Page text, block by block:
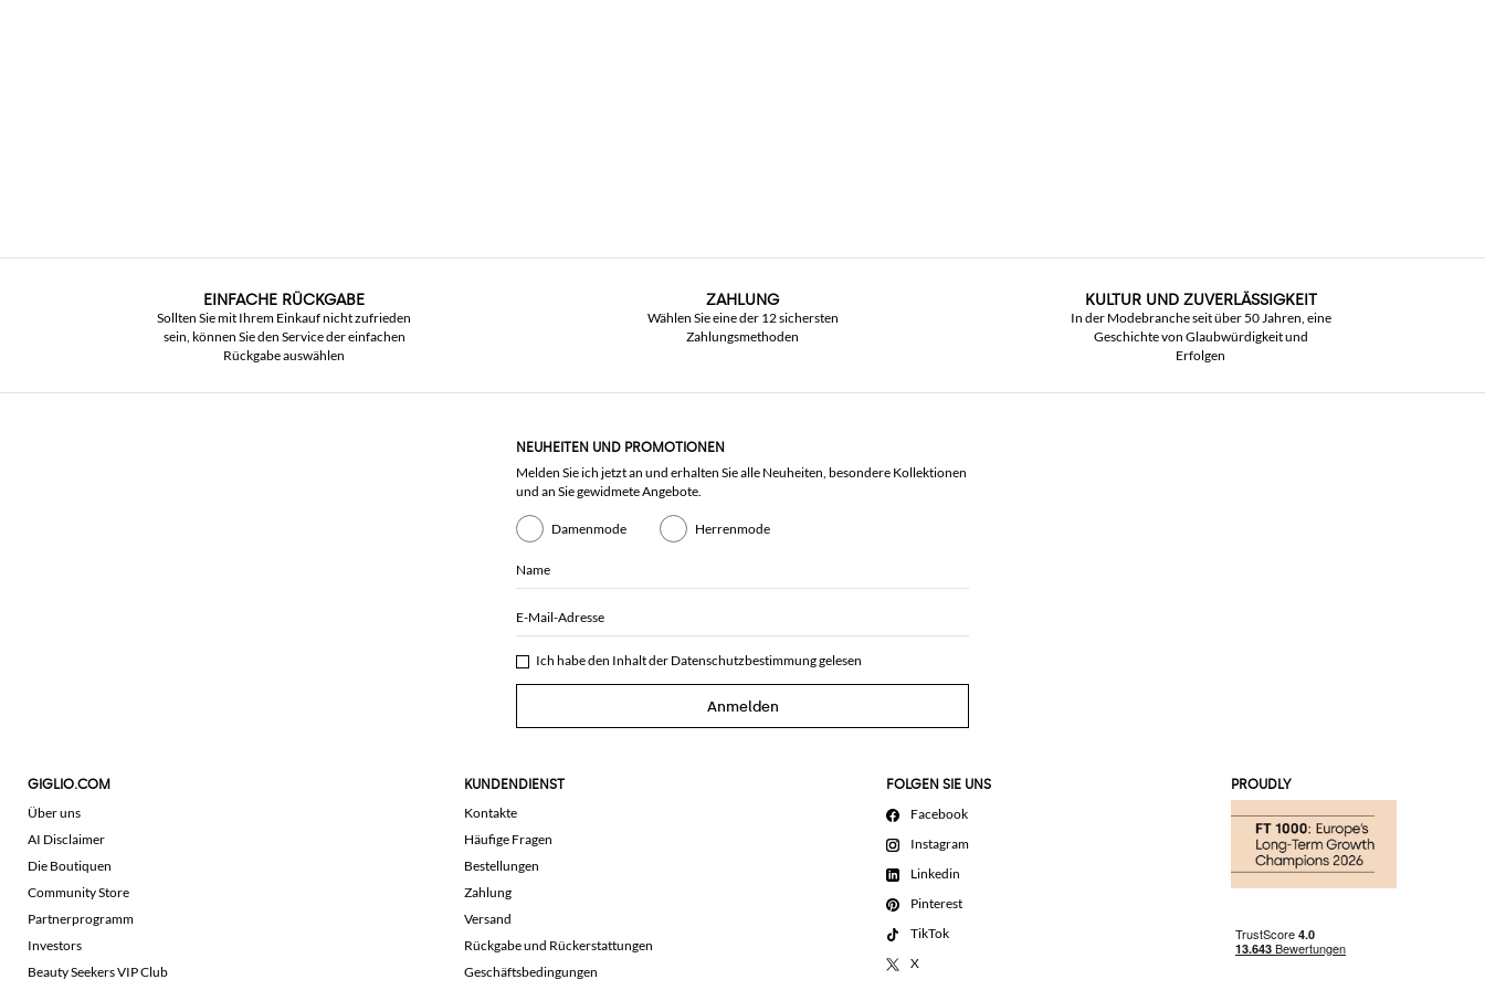
EINFACHE RÜCKGABE
Sollten Sie mit Ihrem Einkauf nicht zufrieden
sein, können Sie den Service der einfachen
Rückgabe auswählen
ZAHLUNG
Wählen Sie eine der 12 sichersten
Zahlungsmethoden
KULTUR UND ZUVERLÄSSIGKEIT
In der Modebranche seit über 50 Jahren, eine
Geschichte von Glaubwürdigkeit und
Erfolgen
NEUHEITEN UND PROMOTIONEN
Melden Sie ich jetzt an und erhalten Sie alle Neuheiten, besondere Kollektionen
und an Sie gewidmete Angebote.
Damenmode Herrenmode
Name
E-Mail-Adresse
Ich habe den Inhalt der Datenschutzbestimmunggelesen
Anmelden
GIGLIO.COM
Über uns
AI Disclaimer
Die Boutiquen
Community Store
Partnerprogramm
Investors
Beauty Seekers VIP Club
KUNDENDIENST
Kontakte
Häufige Fragen
Bestellungen
Zahlung
Versand
Rückgabe und Rückerstattungen
Geschäftsbedingungen
FOLGEN SIE UNS
Facebook
Instagram
Linkedin
Pinterest
TikTok
X
PROUDLY